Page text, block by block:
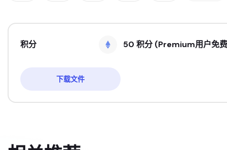
积分 50 积分 (Premium用户免
下载文件